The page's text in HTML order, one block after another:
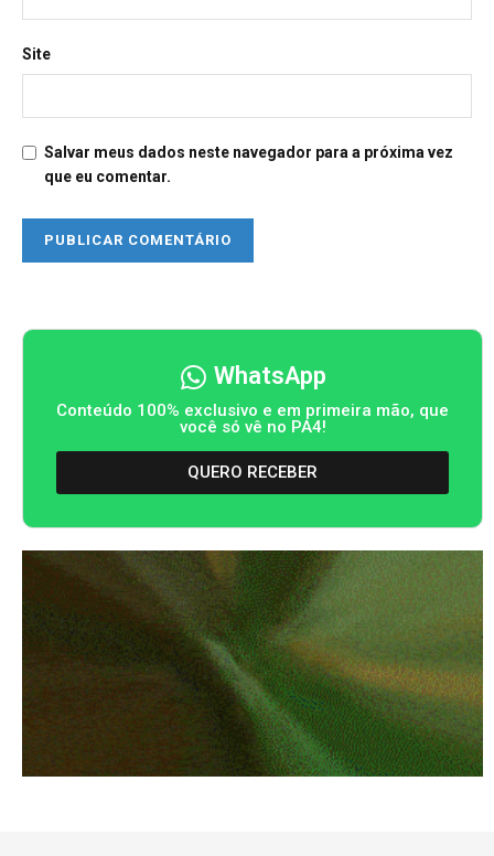
Site
Salvar meus dados neste navegador para a próxima vez
que eu comentar.
WhatsApp
Conteúdo 100% exclusivo e em primeira mão, que
você só vê no PA4!
QUERO RECEBER